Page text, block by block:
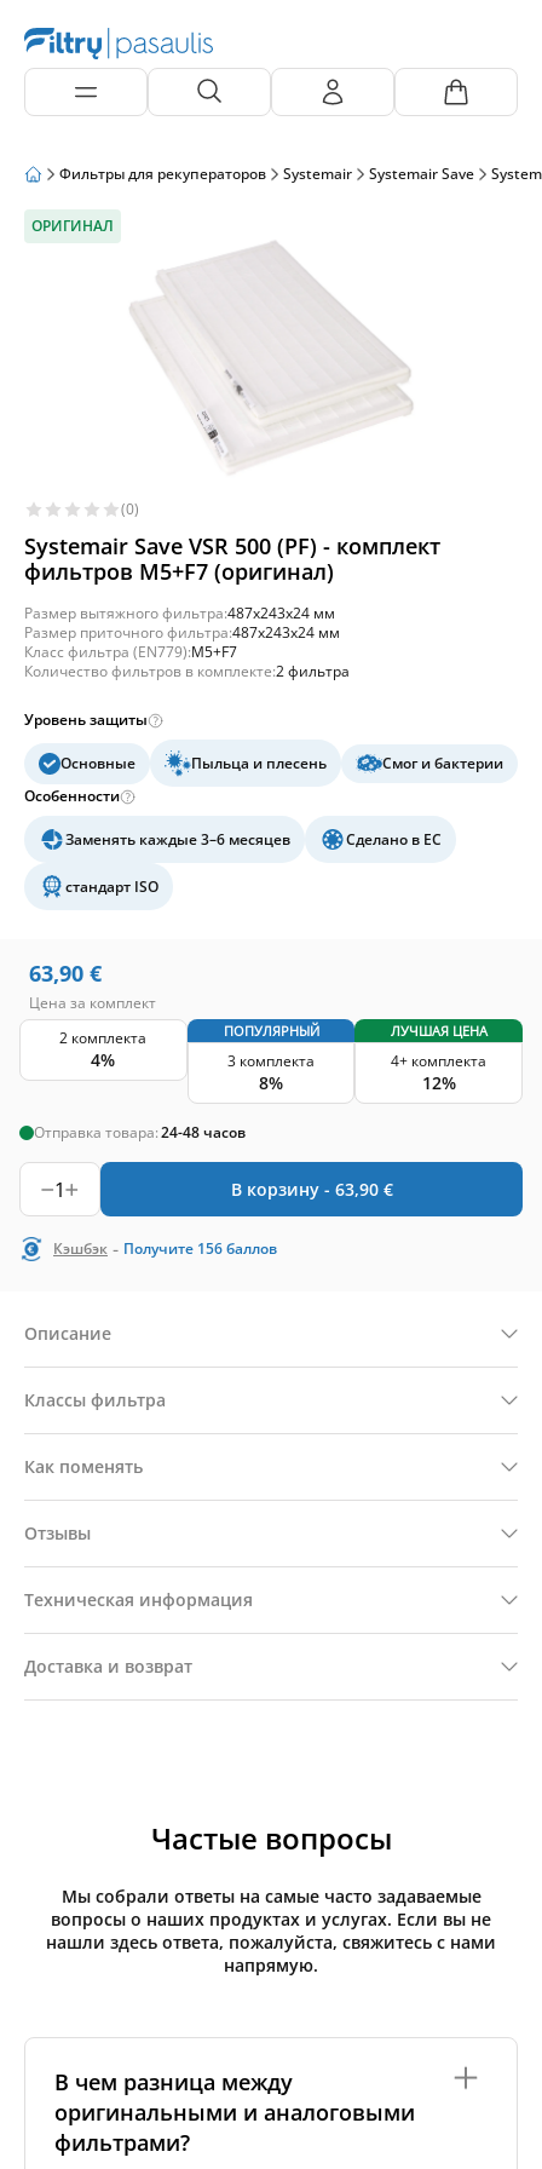
Фильтры для рекуператоров Systemair Systemair Save
ОРИГИНАЛ
(0)
Systemair Save VSR 500 (PF) - комплект
фильтров M5+F7 (оригинал)
Размер вытяжного фильтра:487x243x24 мм
Размер приточного фильтра:487x243x24 мм
Класс фильтра (EN779):M5+F7
Количество фильтров в комплекте:2 фильтра
Уровень защиты
Основные Пыльца и плесень
Смог и бактерии
Особенности
Заменять каждые 3–6 месяцев Сделано в ЕС
стандарт ISO
63,90 €
Цена за комплект
2 комплекта
4%
ПОПУЛЯРНЫЙ
3 комплекта
8%
ЛУЧШАЯ ЦЕНА
4+ комплекта
12%
Отправка товара:24-48 часов
1 В корзину - 63,90 €
Кэшбэк - Получите 156баллов
Описание
Классы фильтра
Как поменять
Отзывы
Техническая информация
Доставка и возврат
Частые вопросы
Мы собрали ответы на самые часто задаваемые
вопросы о наших продуктах и услугах. Если вы не
нашли здесь ответа, пожалуйста, свяжитесь с нами
напрямую.
В чем разница между
оригинальными и аналоговыми
фильтрами?